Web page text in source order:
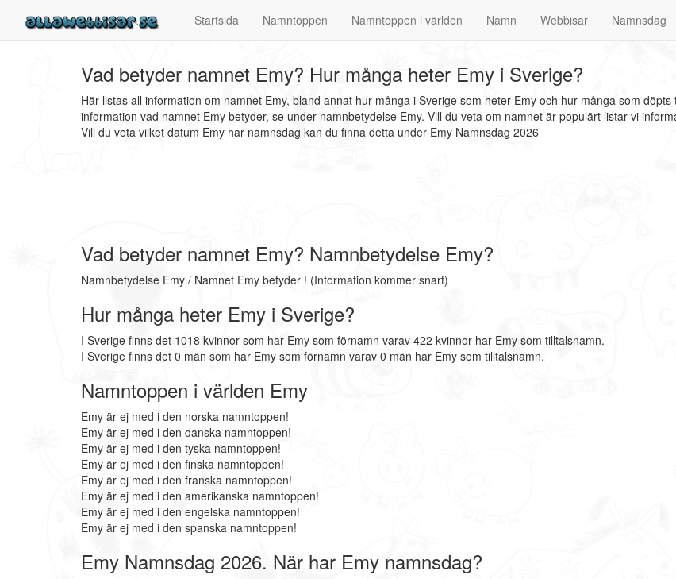
Startsida Namntoppen Namntoppen i världen Namn Webbisar Namnsdag
Vad betyder namnet Emy? Hur många heter Emy i Sverige?
Här listas all information om namnet Emy, bland annat hur många i Sverige som heter Emy och hur många som
information vad namnet Emy betyder, se under namnbetydelse Emy. Vill du veta om namnet är populärt listar vi
Vill du veta vilket datum Emy har namnsdag kan du finna detta under Emy Namnsdag 2026
Vad betyder namnet Emy? Namnbetydelse Emy?
Namnbetydelse Emy / Namnet Emy betyder ! (Information kommer snart)
Hur många heter Emy i Sverige?
I Sverige finns det 1018 kvinnor som har Emy som förnamn varav 422 kvinnor har Emy som tilltalsnamn.
I Sverige finns det 0 män som har Emy som förnamn varav 0 män har Emy som tilltalsnamn.
Namntoppen i världen Emy
Emy är ej med i den norska namntoppen!
Emy är ej med i den danska namntoppen!
Emy är ej med i den tyska namntoppen!
Emy är ej med i den finska namntoppen!
Emy är ej med i den franska namntoppen!
Emy är ej med i den amerikanska namntoppen!
Emy är ej med i den engelska namntoppen!
Emy är ej med i den spanska namntoppen!
Emy Namnsdag 2026. När har Emy namnsdag?